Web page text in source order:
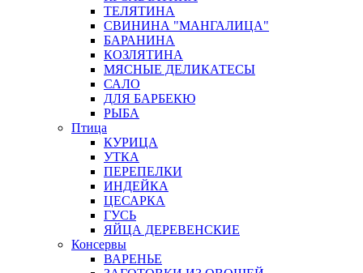
ТЕЛЯТИНА
СВИНИНА "МАНГАЛИЦА"
БАРАНИНА
КОЗЛЯТИНА
МЯСНЫЕ ДЕЛИКАТЕСЫ
САЛО
ДЛЯ БАРБЕКЮ
РЫБА
Птица
КУРИЦА
УТКА
ПЕРЕПЕЛКИ
ИНДЕЙКА
ЦЕСАРКА
ГУСЬ
ЯЙЦА ДЕРЕВЕНСКИЕ
Консервы
ВАРЕНЬЕ